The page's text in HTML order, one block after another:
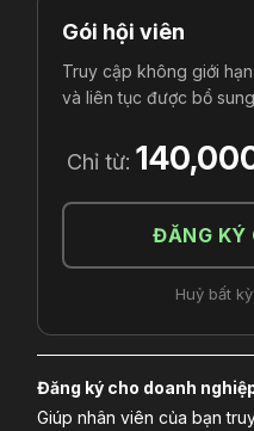
Gói hội viên
Truy cập không giới
và liên tục được bổ
Chỉ từ:
ĐĂNG KÝ
Huỷ bất
Đăng ký cho doanh
Giúp nhân viên của bạn